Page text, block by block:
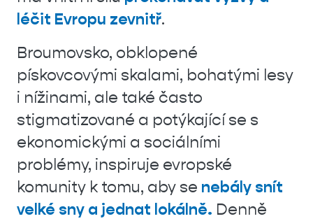
léčit Evropu zevnitř.
Broumovsko, obklopené
pískovcovými skalami, bohatými lesy
i nížinami, ale také často
stigmatizované a potýkající se s
ekonomickými a sociálními
problémy, inspiruje evropské
komunity k tomu, aby se nebály snít
velké sny a jednat lokálně. Denně